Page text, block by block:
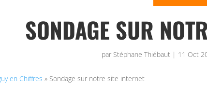
SONDAGE SUR
par Stéphane Thiébaut| 11 Oct
en Chiffres » Sondage sur notre site internet